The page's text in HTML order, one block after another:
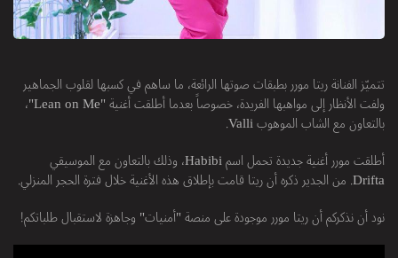
تتميّز الفنانة ريتا مورر بطبقات صوتها الرائعة، ما ساهم في كسبها لقلوب الجماهير
ولفت الأنظار إلى مواهبها الفريدة، خصوصاً بعدما أطلقت أغنية "Lean on Me"،
بالتعاون مع الشاب الموهوب Valli.
أطلقت مورر أغنية جديدة تحمل اسم Habibi، وذلك بالتعاون مع الموسيقي
Drifta. من الجدير ذكره أن ريتا قامت بإطلاق هذه الأغنية خلال فترة الحجر المنزلي.
نود أن نذكركم أن ريتا مورر موجودة على منصة "أمنيات" وجاهزة لاستقبال طلباتكم!